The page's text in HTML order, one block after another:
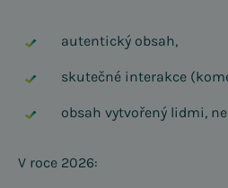
autentický obsah,
skutečné interakce
obsah vytvořený lidmi,
V roce 2026: